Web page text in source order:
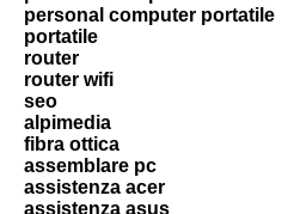
personal computer portatile
portatile
router
router wifi
seo
alpimedia
fibra ottica
assemblare pc
assistenza acer
assistenza asus